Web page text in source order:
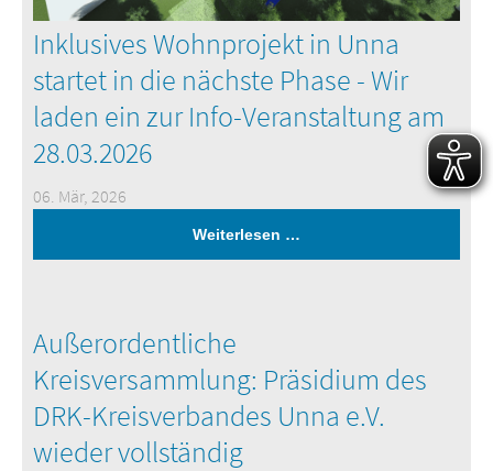
Inklusives Wohnprojekt in Unna
startet in die nächste Phase - Wir
laden ein zur Info-Veranstaltung am
28.03.2026
06. Mär, 2026
Weiterlesen …
Außerordentliche
Kreisversammlung: Präsidium des
DRK-Kreisverbandes Unna e.V.
wieder vollständig